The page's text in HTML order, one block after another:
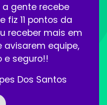
gente recebe
fiz 11 pontos da
receber mais em
avisarem equipe,
e seguro!!
Dos Santos